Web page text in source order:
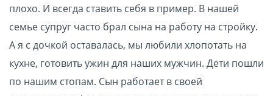
плохо. И всегда ставить себя в пример. В нашей
семье супруг часто брал сына на работу на стройку.
А я с дочкой оставалась, мы любили хлопотать на
кухне, готовить ужин для наших мужчин. Дети пошли
по нашим стопам. Сын работает в своей